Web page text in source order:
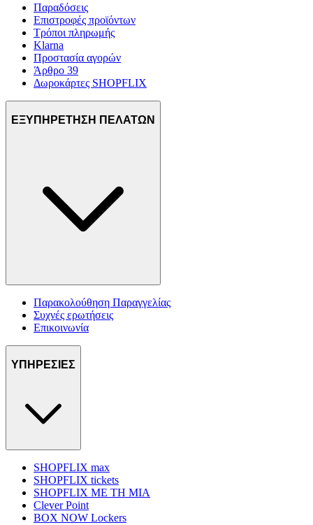
Παραδόσεις
Επιστροφές προϊόντων
Τρόποι πληρωμής
Klarna
Προστασία αγορών
Άρθρο 39
Δωροκάρτες SHOPFLIX
ΕΞΥΠΗΡΕΤΗΣΗ ΠΕΛΑΤΩΝ
Παρακολούθηση Παραγγελίας
Συχνές ερωτήσεις
Επικοινωνία
ΥΠΗΡΕΣΙΕΣ
SHOPFLIX max
SHOPFLIX tickets
SHOPFLIX ΜΕ ΤΗ ΜΙΑ
Clever Point
BOX NOW Lockers